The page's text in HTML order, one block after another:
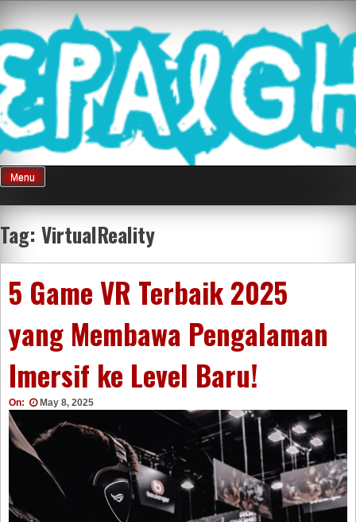
content
Mnepalghopa
Review Game
Terkini Paling
Seluruh Di
Indonesia
Menu
Tag: VirtualReality
5 Game VR Terbaik 2025
yang Membawa Pengalaman
Imersif ke Level Baru!
On: May 8, 2025